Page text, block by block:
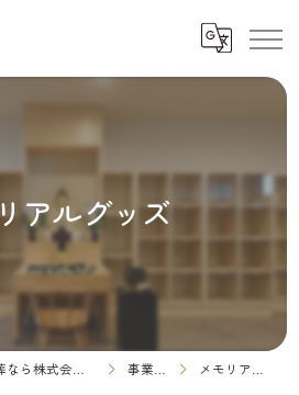
アルグッズ
事業内容 メモリアルグッズ